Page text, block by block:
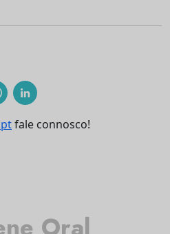
fale connosco!